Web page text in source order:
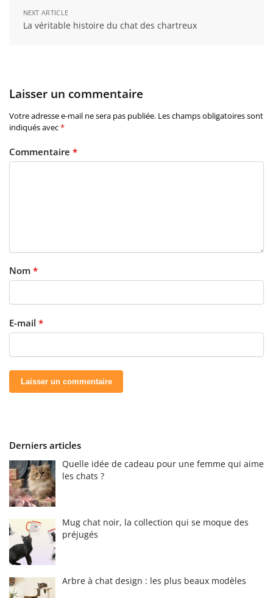
NEXT ARTICLE
La véritable histoire du chat des chartreux
Laisser un commentaire
Votre adresse e-mail ne sera pas publiée. Les champs obligatoires sont
indiqués avec*
Commentaire *
Nom *
E-mail *
Derniers articles
Quelle idée de cadeau pour une femme qui aime
les chats ?
Mug chat noir, la collection qui se moque des
préjugés
Arbre à chat design : les plus beaux modèles